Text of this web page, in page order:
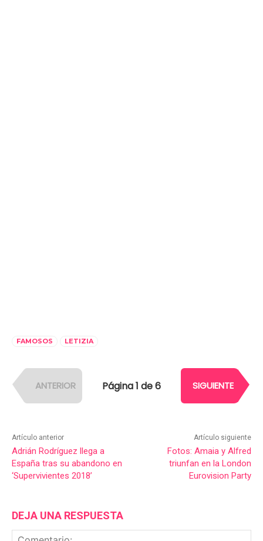
FAMOSOS LETIZIA
ANTERIOR Página 1 de 6 SIGUIENTE
Artículo anterior
Adrián Rodríguez llega a
España tras su abandono en
‘Supervivientes 2018’
Artículo siguiente
Fotos: Amaia y Alfred
triunfan en la London
Eurovision Party
DEJA UNA RESPUESTA